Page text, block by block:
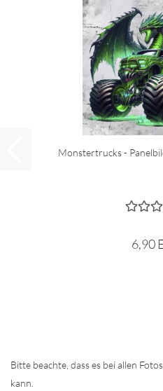
Monstertrucks -
6,90
Bitte beachte, dass es bei allen
kann.